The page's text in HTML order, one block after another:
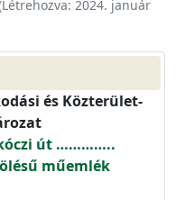
2024. január
és Közterület-
út …………..
műemlék